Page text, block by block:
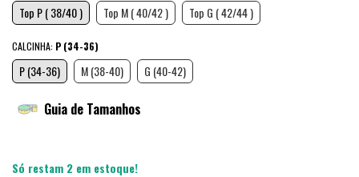
Top P ( 38/40 ) Top M ( 40/42 ) Top G ( 42/44 )
CALCINHA: P (34-36)
P (34-36) M (38-40) G (40-42)
Guia de Tamanhos
Só restam 2 em estoque!